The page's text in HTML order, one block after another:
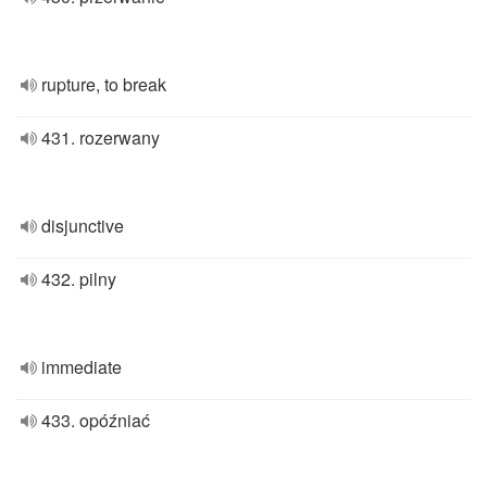
rupture, to break
431. rozerwany
disjunctive
432. pilny
immediate
433. opóźniać